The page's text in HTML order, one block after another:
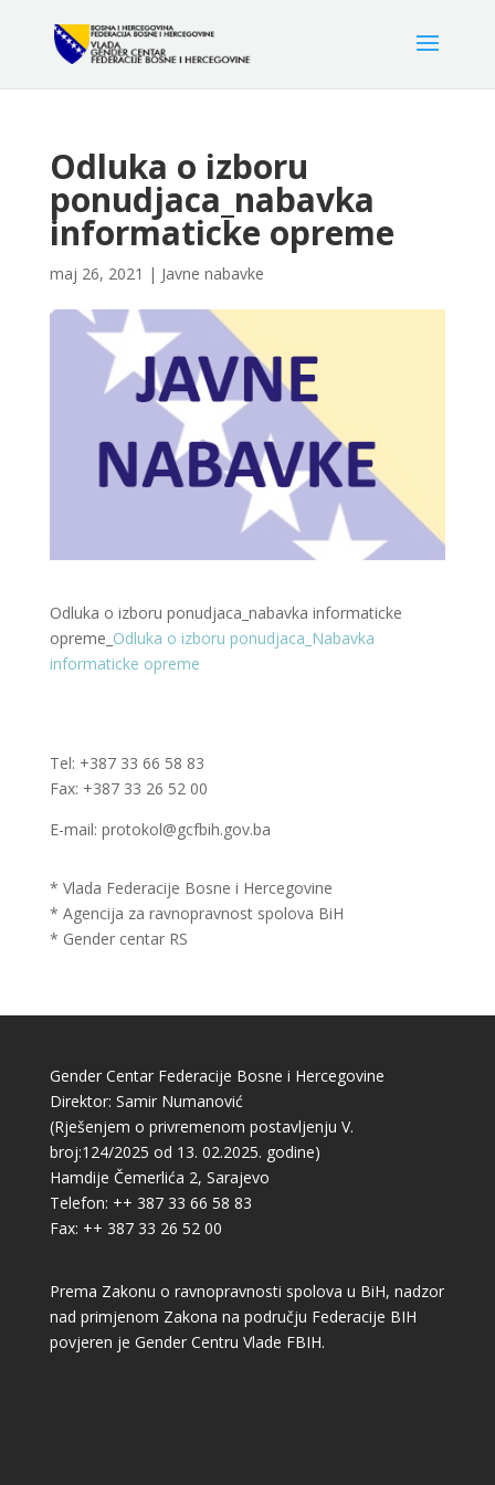
Odluka o izboru
ponudjaca_nabavka
informaticke opreme
maj 26, 2021 | Javne nabavke
Odluka o izboru ponudjaca_nabavka informaticke
opreme_ Odluka o izboru ponudjaca_Nabavka
informaticke opreme
Tel: +387 33 66 58 83
Fax: +387 33 26 52 00
E-mail: protokol@gcfbih.gov.ba
* Vlada Federacije Bosne i Hercegovine
* Agencija za ravnopravnost spolova BiH
* Gender centar RS
Gender Centar Federacije Bosne i Hercegovine
Direktor: Samir Numanović
(Rješenjem o privremenom postavljenju V.
broj:124/2025 od 13. 02.2025. godine)
Hamdije Čemerlića 2, Sarajevo
Telefon: ++ 387 33 66 58 83
Fax: ++ 387 33 26 52 00
Prema Zakonu o ravnopravnosti spolova u BiH, nadzor
nad primjenom Zakona na području Federacije BIH
povjeren je Gender Centru Vlade FBIH.